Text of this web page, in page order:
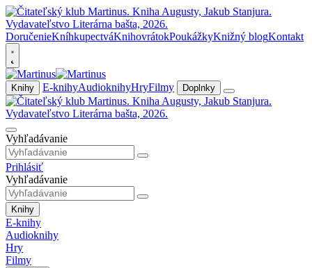
DoručenieKníhkupectváKnihovrátokPoukážkyKnižný blogKontakt
Knihy E-knihyAudioknihyHryFilmy Doplnky
Vyhľadávanie
Prihlásiť
Vyhľadávanie
Knihy
E-knihy
Audioknihy
Hry
Filmy